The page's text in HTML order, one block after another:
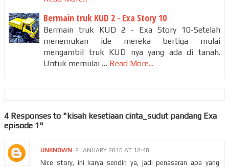
Bermain truk KUD 2 - Exa Story 10
Bermain truk KUD 2 - Exa Story 10-Setelah
menemukan ide mereka bertiga mulai
mengambil truk KUD nya yang ada di tanah.
Untuk memulai … Read More...
4 Responses to "kisah kesetiaan cinta_sudut pandang Exa
episode 1"
UNKNOWN 2 JANUARY 2016 AT 12:48
Nice story, ini karya sendiri ya, jadi penasaran apa yang